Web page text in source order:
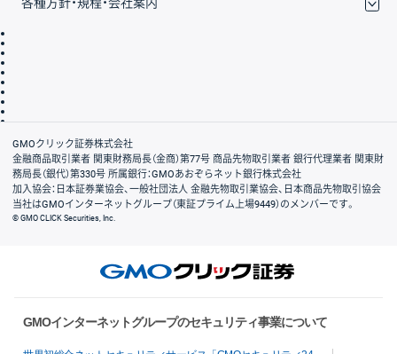
会社案内
GMOクリック証券株式会社
金融商品取引業者 関東財務局長（金商）第77号 商品先物取引業者 銀行代理業者 関東財
務局長（銀代）第330号 所属銀行：GMOあおぞらネット銀行株式会社
加入協会：日本証券業協会、一般社団法人 金融先物取引業協会、日本商品先物取引協会
当社はGMOインターネットグループ（東証プライム上場9449）のメンバーです。
© GMO CLICK Securities, Inc.
GMOインターネットグループのセキュリティ事業について